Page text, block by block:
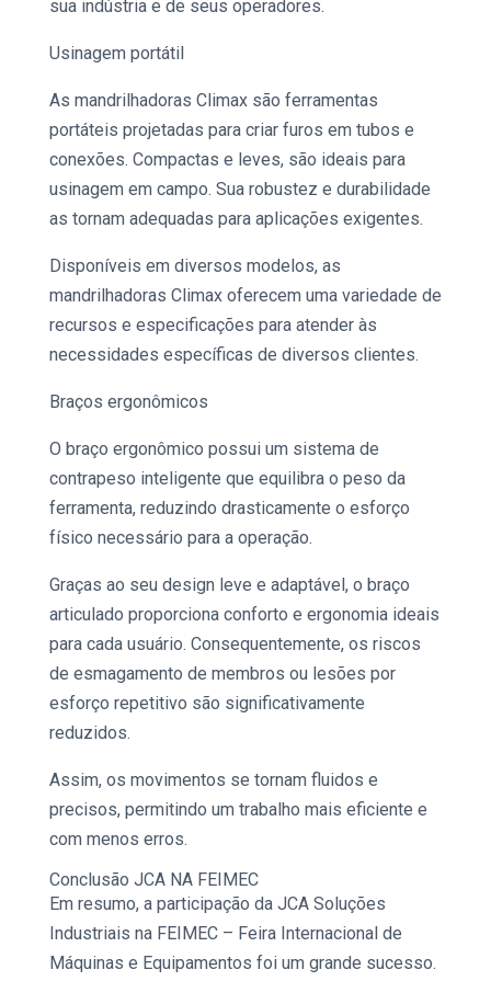
sua indústria e de seus operadores.
Usinagem portátil
As mandrilhadoras Climax são ferramentas
portáteis projetadas para criar furos em tubos e
conexões. Compactas e leves, são ideais para
usinagem em campo. Sua robustez e durabilidade
as tornam adequadas para aplicações exigentes.
Disponíveis em diversos modelos, as
mandrilhadoras Climax oferecem uma variedade de
recursos e especificações para atender às
necessidades específicas de diversos clientes.
Braços ergonômicos
O braço ergonômico possui um sistema de
contrapeso inteligente que equilibra o peso da
ferramenta, reduzindo drasticamente o esforço
físico necessário para a operação.
Graças ao seu design leve e adaptável, o braço
articulado proporciona conforto e ergonomia ideais
para cada usuário. Consequentemente, os riscos
de esmagamento de membros ou lesões por
esforço repetitivo são significativamente
reduzidos.
Assim, os movimentos se tornam fluidos e
precisos, permitindo um trabalho mais eficiente e
com menos erros.
Conclusão JCA NA FEIMEC
Em resumo, a participação da JCASoluções
Industriais na FEIMEC – Feira Internacional de
Máquinas e Equipamentos foi um grande sucesso.